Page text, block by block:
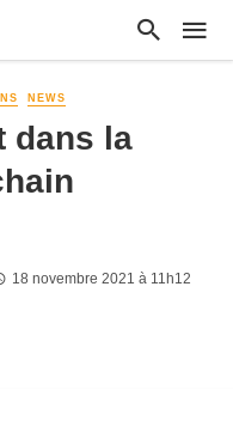
NEWS
dans la
18 novembre 2021 à 11h12